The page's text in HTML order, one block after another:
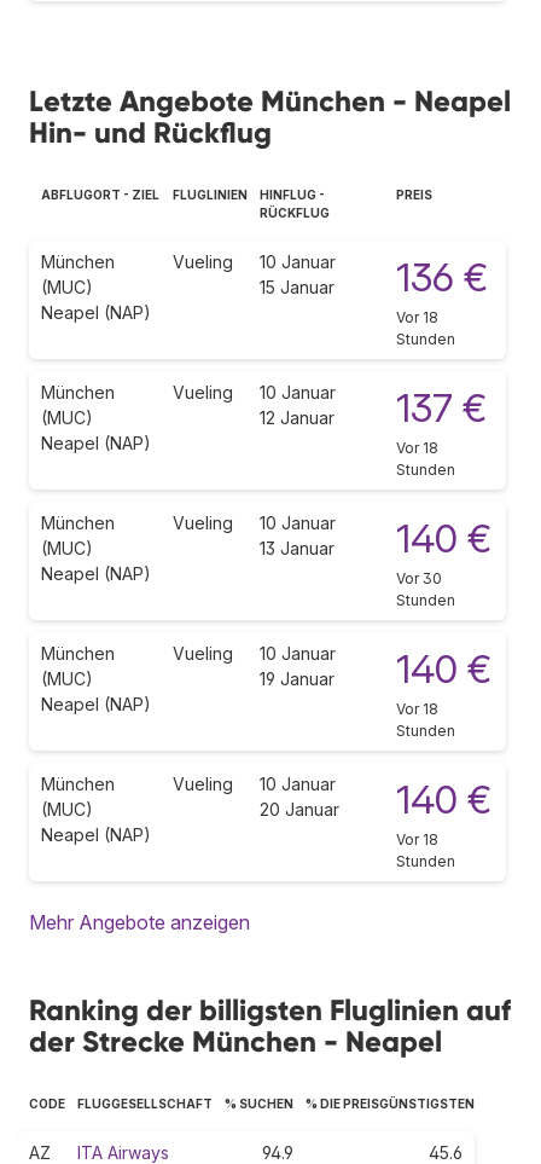
Letzte Angebote München - Neapel
Hin- und Rückflug
ABFLUGORT - ZIEL FLUGLINIEN
HINFLUG -
RÜCKFLUG
PREIS
München
(MUC)
Neapel (NAP)
Vueling
10 Januar
15 Januar
136 €
Vor 18
Stunden
München
(MUC)
Neapel (NAP)
Vueling
10 Januar
12 Januar
137 €
Vor 18
Stunden
München
(MUC)
Neapel (NAP)
Vueling
10 Januar
13 Januar
140 €
Vor 30
Stunden
München
(MUC)
Neapel (NAP)
Vueling
10 Januar
19 Januar
140 €
Vor 18
Stunden
München
(MUC)
Neapel (NAP)
Vueling
10 Januar
20 Januar
140 €
Vor 18
Stunden
Mehr Angebote anzeigen
Ranking der billigsten Fluglinien auf
der Strecke München - Neapel
CODE FLUGGESELLSCHAFT % SUCHEN % DIE PREISGÜNSTIGSTEN
AZ ITA Airways 94.9 45.6